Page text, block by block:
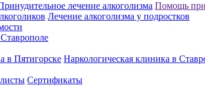
лечение алкоголизма Помощь при
Лечение алкоголизма у подростков
в Пятигорске Наркологическая клиника в
Сертификаты